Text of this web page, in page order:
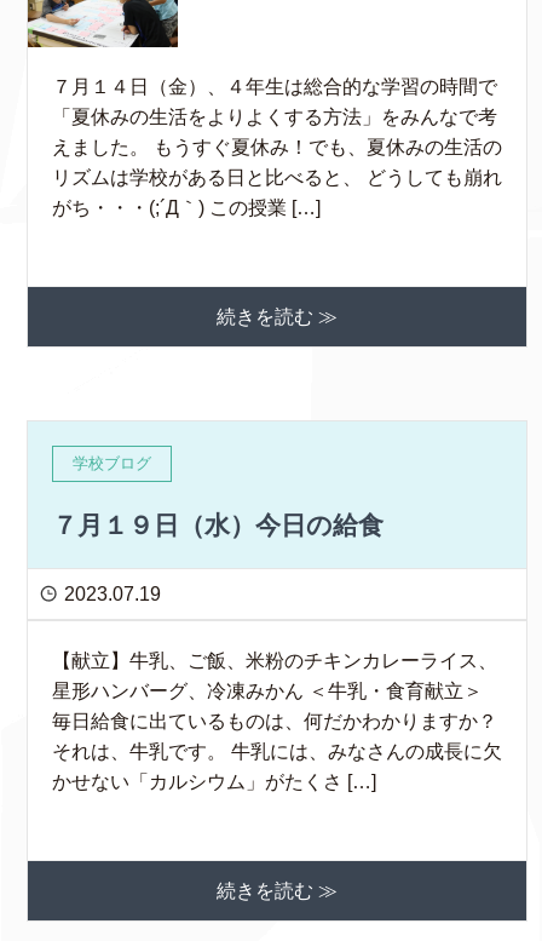
７月１４日（金）、４年生は総合的な学習の時間で
「夏休みの生活をよりよくする方法」をみんなで考
えました。 もうすぐ夏休み！でも、夏休みの生活の
リズムは学校がある日と比べると、 どうしても崩れ
がち・・・(;´Д｀) この授業 […]
続きを読む ≫
学校ブログ
７月１９日（水）今日の給食
2023.07.19
【献立】牛乳、ご飯、米粉のチキンカレーライス、
星形ハンバーグ、冷凍みかん ＜牛乳・食育献立＞
毎日給食に出ているものは、何だかわかりますか？
それは、牛乳です。 牛乳には、みなさんの成長に欠
かせない「カルシウム」がたくさ […]
続きを読む ≫